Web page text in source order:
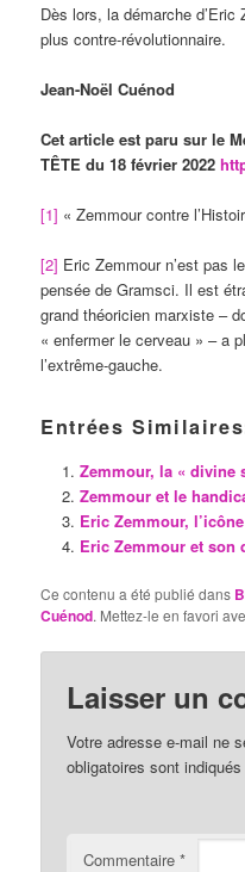
Dès lors, la démarche
plus contre-révolutionnaire.
Jean-Noël Cuénod
Cet article est paru sur le
TÊTE du 18 février 2022
[1] « Zemmour contre
[2] Eric Zemmour n’est pas
pensée de Gramsci. Il est
grand théoricien marxiste ­–
« enfermer le cerveau » – a
l’extrême-gauche.
Entrées
Zemmour, la « divine
Zemmour et le
Eric Zemmour,
Eric Zemmour et son
Ce contenu a été publié dans
Cuénod. Mettez-le en favori
Laisser un
Votre adresse e-mail ne
obligatoires sont
Commentaire*